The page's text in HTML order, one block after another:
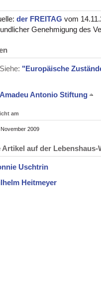
der FREITAG vom
Genehmigung des
Siehe: "Europäische
Amadeu Antonio Stiftung
am
November 2009
Artikel auf der
Uschtrin
Heitmeyer